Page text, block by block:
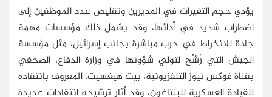
يؤدي حجم التغيرات في المديرين وتقليص عدد الموظفين إلى
اضطراب شديد في أدائها، وقد يشمل ذلك مؤسسات مهمة
جادة للانخراط في حرب مباشرة بجانب إسرائيل، مثل مؤسسة
الجيش التي رُشِّح لتولي شؤونها في وزارة الدفاع، الصحفي
بقناة فوكس نيوز التلفزيونية، بيت هيغسيت، المعروف بانتقاده
للقيادة العسكرية للبنتاغون، وقد أثار ترشيحه انتقادات عديدة